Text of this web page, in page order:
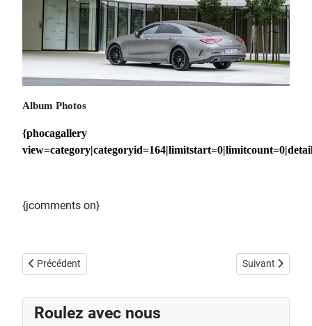
Album Photos
{phocagallery
{jcomments on}
Article précédent : Citroen C4 Cactus disponible à la commande
Précédent Article suivant :
Suivant
Roulez avec nous